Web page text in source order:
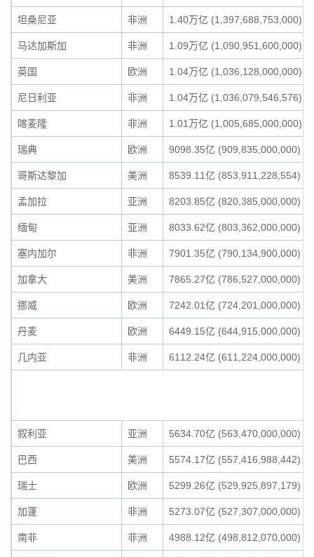
坦桑尼亚 非洲 1.40万亿 (1,397,688,753,000)
马达加斯加 非洲 1.09万亿 (1,090,951,600,000)
英国 欧洲 1.04万亿 (1,036,128,000,000)
尼日利亚 非洲 1.04万亿 (1,036,079,546,576)
喀麦隆 非洲 1.01万亿 (1,005,685,000,000)
瑞典 欧洲 9098.35亿 (909,835,000,000)
哥斯达黎加 美洲 8539.11亿 (853,911,228,554)
孟加拉 亚洲 8203.85亿 (820,385,000,000)
缅甸 亚洲 8033.62亿 (803,362,000,000)
塞内加尔 非洲 7901.35亿 (790,134,900,000)
加拿大 美洲 7865.27亿 (786,527,000,000)
挪威 欧洲 7242.01亿 (724,201,000,000)
丹麦 欧洲 6449.15亿 (644,915,000,000)
几内亚 非洲 6112.24亿 (611,224,000,000)
叙利亚 亚洲 5634.70亿 (563,470,000,000)
巴西 美洲 5574.17亿 (557,416,988,442)
瑞士 欧洲 5299.26亿 (529,925,897,179)
加蓬 非洲 5273.07亿 (527,307,000,000)
南非 非洲 4988.12亿 (498,812,070,000)